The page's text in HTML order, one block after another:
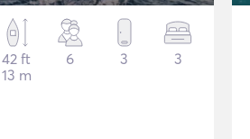
42 ft
13 m
6 3 3